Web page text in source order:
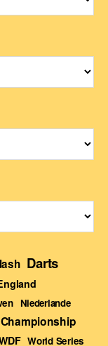
Darts
Niederlande
World Series